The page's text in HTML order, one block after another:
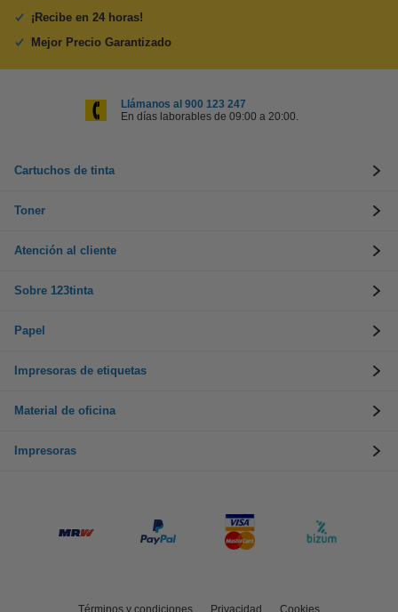
¡Recibe en 24 horas!
Mejor Precio Garantizado
Llámanos al 900 123 247
En días laborables de 09:00 a 20:00.
Cartuchos de tinta
Toner
Atención al cliente
Sobre 123tinta
Papel
Impresoras de etiquetas
Material de oficina
Impresoras
Términos y condiciones Privacidad Cookies